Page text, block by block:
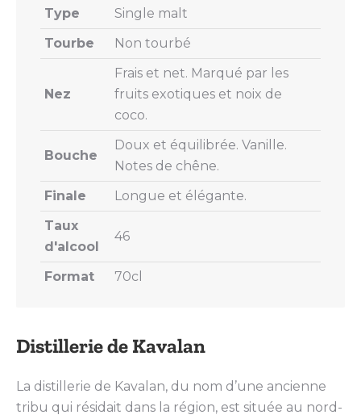
Distillerie de Kavalan
La distillerie de Kavalan, du nom d’une ancienne
tribu qui résidait dans la région, est située au nord-
Type
Single malt
Tourbe
Non tourbé
Nez
Frais et net. Marqué par les
fruits exotiques et noix de
coco.
Bouche
Doux et équilibrée. Vanille.
Notes de chêne.
Finale
Longue et élégante.
Taux
d'alcool
46
Format 70cl